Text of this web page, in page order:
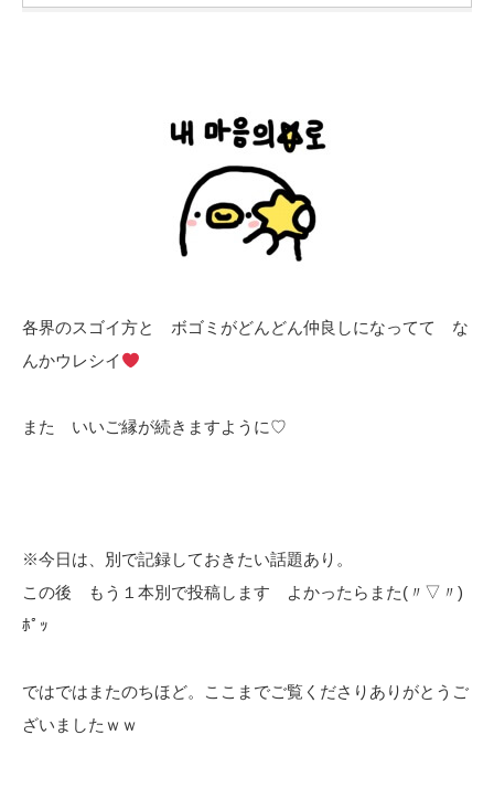
各界のスゴイ方と ボゴミがどんどん仲良しになってて な
んかウレシイ
また いいご縁が続きますように♡
※今日は、別で記録しておきたい話題あり。
この後 もう１本別で投稿します よかったらまた(〃▽〃)
ﾎﾟｯ
ではではまたのちほど。ここまでご覧くださりありがとうご
ざいましたｗｗ